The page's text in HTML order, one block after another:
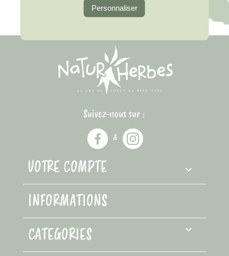
Suivez-nous sur :
&
VOTRE COMPTE 
INFORMATIONS
CATEGORIES

Personnaliser